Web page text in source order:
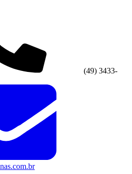
(49) 3433-